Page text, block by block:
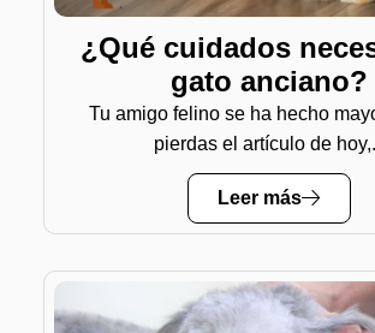
¿Qué cuidados
gato anciano?
Tu amigo felino se ha hecho
pierdas el artículo de
Leer más